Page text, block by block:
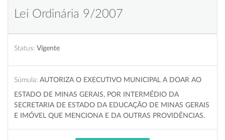
Lei Ordinária 9/2007
Status: Vigente
Súmula: AUTORIZA O EXECUTIVO MUNICIPAL A DOAR AO
ESTADO DE MINAS GERAIS, POR INTERMÉDIO DA
SECRETARIA DE ESTADO DA EDUCAÇÃO DE MINAS GERAIS
E IMÓVEL QUE MENCIONA E DA OUTRAS PROVIDÊNCIAS.